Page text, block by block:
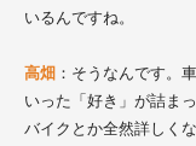
いるんですね。
高畑 ：そうなんです。
いった「好き」が詰ま
バイクとか全然詳しく